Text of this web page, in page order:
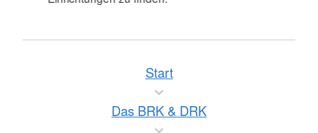
Start
Das BRK & DRK